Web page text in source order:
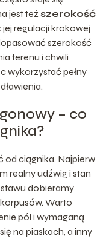
jest też szerokość
regulacji krokowej
szerokość
terenu i chwili
wykorzystać pełny
– co
od ciągnika. Najpierw
realny udźwig i stan
dobieramy
Warto
pól i wymaganą
na piaskach, a inny